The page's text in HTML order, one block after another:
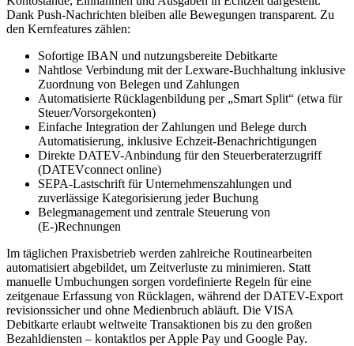
Dank Push-Nachrichten bleiben alle Bewegungen transparent. Zu
den Kernfeatures zählen:
Sofortige IBAN und nutzungsbereite Debitkarte
Nahtlose Verbindung mit der Lexware-Buchhaltung inklusive
Zuordnung von Belegen und Zahlungen
Automatisierte Rücklagenbildung per „Smart Split“ (etwa für
Steuer/Vorsorgekonten)
Einfache Integration der Zahlungen und Belege durch
Automatisierung, inklusive Echzeit-Benachrichtigungen
Direkte DATEV-Anbindung für den Steuerberaterzugriff
(DATEVconnect online)
SEPA-Lastschrift für Unternehmenszahlungen und
zuverlässige Kategorisierung jeder Buchung
Belegmanagement und zentrale Steuerung von
(E-)Rechnungen
Im täglichen Praxisbetrieb werden zahlreiche Routinearbeiten
automatisiert abgebildet, um Zeitverluste zu minimieren. Statt
manuelle Umbuchungen sorgen vordefinierte Regeln für eine
zeitgenaue Erfassung von Rücklagen, während der DATEV-Export
revisionssicher und ohne Medienbruch abläuft. Die VISA
Debitkarte erlaubt weltweite Transaktionen bis zu den großen
Bezahldiensten – kontaktlos per Apple Pay und Google Pay.